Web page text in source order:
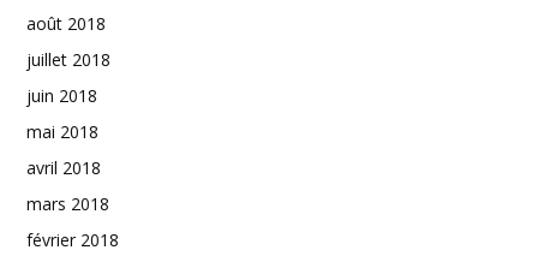
août 2018
juillet 2018
juin 2018
mai 2018
avril 2018
mars 2018
février 2018